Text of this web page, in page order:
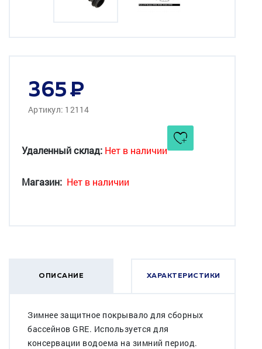
365
Артикул: 12114
Удаленный склад: Нет в наличии
Магазин: Нет в наличии
ОПИСАНИЕ ХАРАКТЕРИСТИКИ
Зимнее защитное покрывало для сборных
бассейнов GRE. Используется для
консервации водоема на зимний период.